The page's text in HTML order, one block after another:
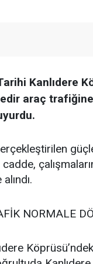
Kanlıdere
araç trafiğine
NORMALE